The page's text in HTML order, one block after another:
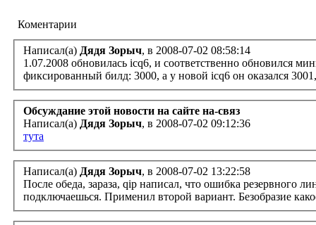
Коментарии
Написал(а) Дядя Зорыч, в 2008-07-02 08:58:14
1.07.2008 обновилась icq6, и соответственно обновился
фиксированный билд: 3000, а у новой icq6 он оказался
Обсуждание этой новости на сайте на-связ
Написал(а) Дядя Зорыч, в 2008-07-02 09:12:36
тута
Написал(а) Дядя Зорыч, в 2008-07-02 13:22:58
После обеда, зараза, qip написал, что ошибка резервного
подключаешься. Применил второй вариант. Безобразие